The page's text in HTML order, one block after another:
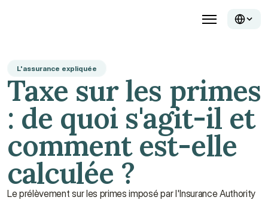
L'assurance expliquée
Taxe sur les primes
: de quoi s'agit-il et
comment est-elle
calculée ?
Le prélèvement sur les primes imposé par l'Insurance Authority